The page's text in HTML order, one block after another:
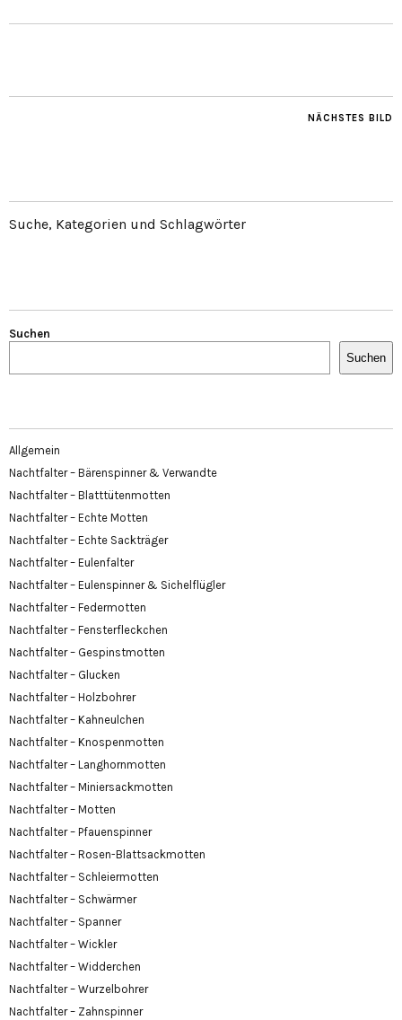
NÄCHSTES BILD
Suche, Kategorien und Schlagwörter
Suchen
Suchen
Allgemein
Nachtfalter – Bärenspinner & Verwandte
Nachtfalter – Blatttütenmotten
Nachtfalter – Echte Motten
Nachtfalter – Echte Sackträger
Nachtfalter – Eulenfalter
Nachtfalter – Eulenspinner & Sichelflügler
Nachtfalter – Federmotten
Nachtfalter – Fensterfleckchen
Nachtfalter – Gespinstmotten
Nachtfalter – Glucken
Nachtfalter – Holzbohrer
Nachtfalter – Kahneulchen
Nachtfalter – Knospenmotten
Nachtfalter – Langhornmotten
Nachtfalter – Miniersackmotten
Nachtfalter – Motten
Nachtfalter – Pfauenspinner
Nachtfalter – Rosen-Blattsackmotten
Nachtfalter – Schleiermotten
Nachtfalter – Schwärmer
Nachtfalter – Spanner
Nachtfalter – Wickler
Nachtfalter – Widderchen
Nachtfalter – Wurzelbohrer
Nachtfalter – Zahnspinner